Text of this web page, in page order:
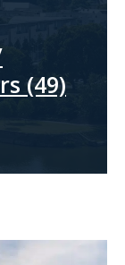
(49)